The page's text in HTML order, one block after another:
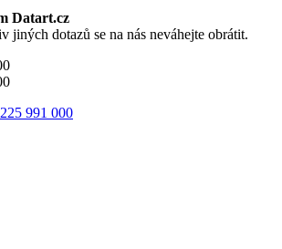
Datart.cz
jiných dotazů se na nás neváhejte obrátit.
991 000